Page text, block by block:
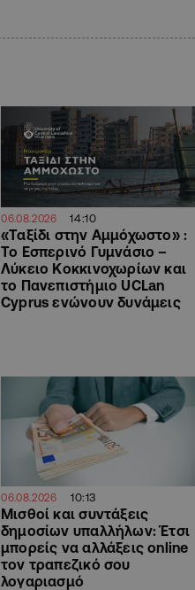
06.08.2026 14:10
«Ταξίδι στην Αμμόχωστο» :
Το Εσπερινό Γυμνάσιο –
Λύκειο Κοκκινοχωρίων και
το Πανεπιστήμιο UCLan
Cyprus ενώνουν δυνάμεις
06.08.2026 10:13
Μισθοί και συντάξεις
δημοσίων υπαλλήλων: Έτσι
μπορείς να αλλάξεις online
τον τραπεζικό σου
λογαριασμό